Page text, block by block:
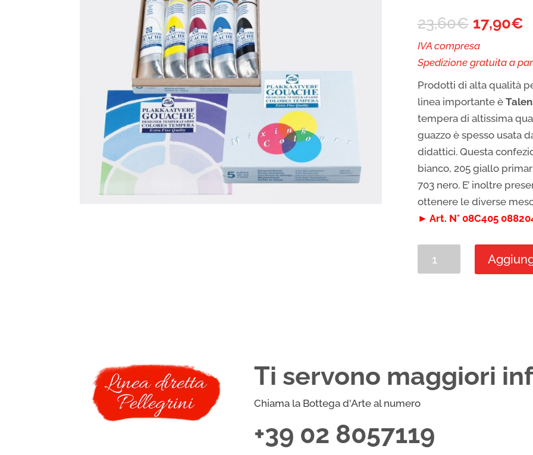
23,60€ 17,90€
IVA compresa
Spedizione gratuita a
Prodotti di alta qualità
linea importante è
tempera di altissima
guazzo è spesso usata
didattici. Questa
bianco, 205 giallo
703 nero. E’ inoltre
ottenere le diverse
► Art. N° 08C405
Talens
gouache
extrafine
tubi
Ti servono maggiori
Chiama la Bottega d'Arte al numero
+39 02 8057119